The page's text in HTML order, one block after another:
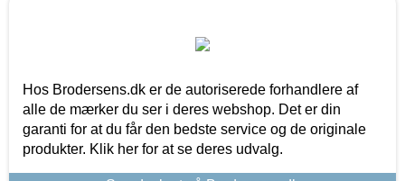
Hos Brodersens.dk er de autoriserede forhandlere af
alle de mærker du ser i deres webshop. Det er din
garanti for at du får den bedste service og de originale
produkter. Klik her for at se deres udvalg.